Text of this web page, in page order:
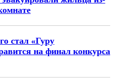
стал «Гуру
на финал конкурса